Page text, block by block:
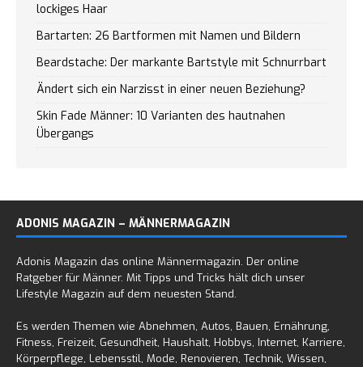
lockiges Haar
Bartarten: 26 Bartformen mit Namen und Bildern
Beardstache: Der markante Bartstyle mit Schnurrbart
Ändert sich ein Narzisst in einer neuen Beziehung?
Skin Fade Männer: 10 Varianten des hautnahen
Übergangs
ADONIS MAGAZIN – MÄNNERMAGAZIN
Adonis Magazin das online Männermagazin. Der online
Ratgeber für Männer. Mit Tipps und Tricks hält dich unser
Lifestyle Magazin auf dem neuesten Stand.
Es werden Themen wie Abnehmen, Autos, Bauen, Ernährung,
Fitness, Freizeit, Gesundheit, Haushalt, Hobbys, Internet, Karriere,
Körperpflege, Lebensstil, Mode, Renovieren, Technik, Wissen,